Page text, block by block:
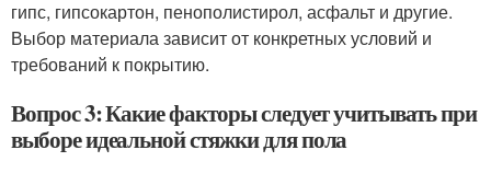
гипс, гипсокартон, пенополистирол, асфальт и другие.
Выбор материала зависит от конкретных условий и
требований к покрытию.
Вопрос 3: Какие факторы следует учитывать при
выборе идеальной стяжки для пола